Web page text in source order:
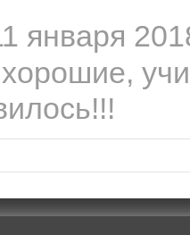
января